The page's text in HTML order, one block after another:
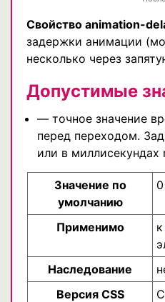
Свойство animation-
задержки анимации
несколько через
Допустимые
— точное значение
перед переходом.
или в миллисекундах
Значение по
умолчанию
0
Применимо к
Наследование
Версия CSS